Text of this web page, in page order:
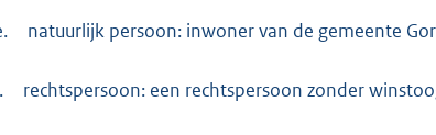
natuurlijk persoon: inwoner van de gemeente
rechtspersoon: een rechtspersoon zonder